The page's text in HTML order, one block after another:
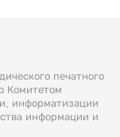
печатного
Комитетом
информатизации
информации и